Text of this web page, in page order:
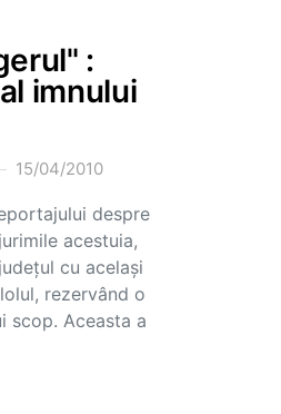
:
imnului
15/04/2010
despre
acestuia,
cu acelaşi
rezervând o
scop. Aceasta a